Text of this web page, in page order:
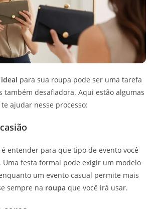
para sua roupa pode ser uma tarefa
também desafiadora. Aqui estão algumas
ajudar nesse processo:
entender para que tipo de evento você
Uma festa formal pode exigir um modelo
um evento casual permite mais
sempre na roupa que você irá usar.